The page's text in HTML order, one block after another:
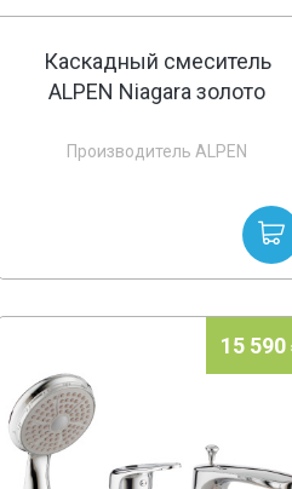
Каскадный смеситель
ALPEN Niagara золото
Производитель ALPEN
15 590